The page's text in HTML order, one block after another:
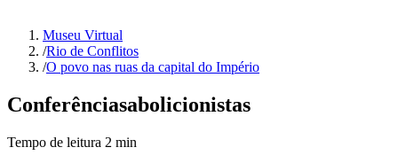
Museu Virtual
/Rio de Conflitos
/O povo nas ruas da capital do Império
Conferênciasabolicionistas
Tempo de leitura 2 min